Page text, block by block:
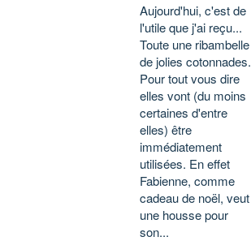
Aujourd'hui, c'est de
l'utile que j'ai reçu...
Toute une ribambelle
de jolies cotonnades.
Pour tout vous dire
elles vont (du moins
certaines d'entre
elles) être
immédiatement
utilisées. En effet
Fabienne, comme
cadeau de noël, veut
une housse pour
son...